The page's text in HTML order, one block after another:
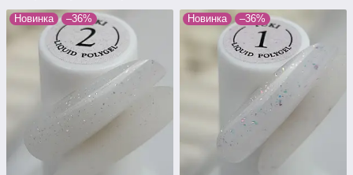
Новинка –36% Новинка –36%